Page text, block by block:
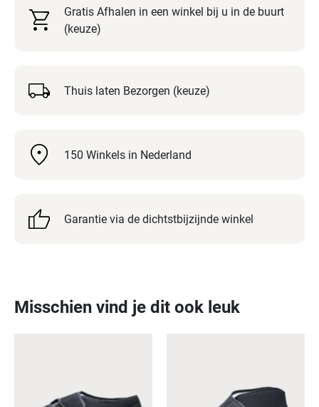
voeten.
tenen
voorkomt
Dankzij
wreef
Gratis Afhalen in een winkel bij u in de buurt
(keuze)
Thuis laten Bezorgen (keuze)
150 Winkels in Nederland
Garantie via de dichtstbijzijnde winkel
Misschien vind je dit ook leuk